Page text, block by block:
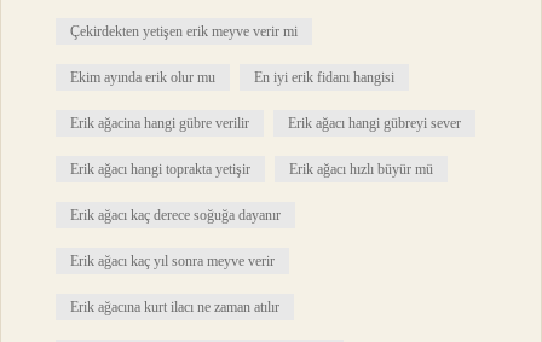
Çekirdekten yetişen erik meyve verir mi
Ekim ayında erik olur mu En iyi erik fidanı hangisi
Erik ağacina hangi gübre verilir Erik ağacı hangi gübreyi sever
Erik ağacı hangi toprakta yetişir Erik ağacı hızlı büyür mü
Erik ağacı kaç derece soğuğa dayanır
Erik ağacı kaç yıl sonra meyve verir
Erik ağacına kurt ilacı ne zaman atılır